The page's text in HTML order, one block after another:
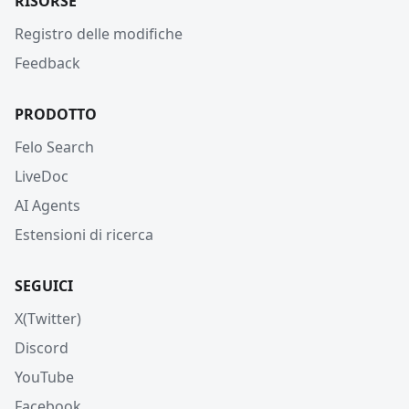
Registro delle modifiche
Feedback
PRODOTTO
Felo Search
LiveDoc
AI Agents
Estensioni di ricerca
SEGUICI
X(Twitter)
Discord
YouTube